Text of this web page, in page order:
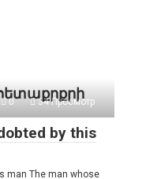
0 34 Просмотр
by this
man The man whose